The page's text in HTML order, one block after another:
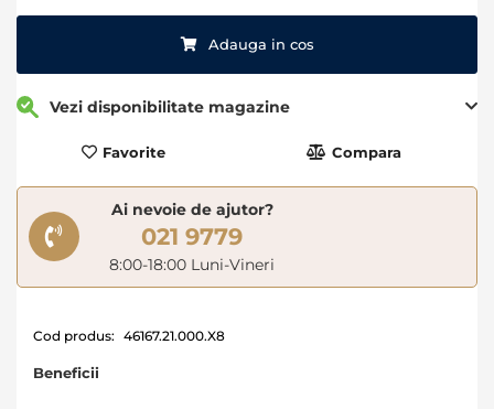
Adauga in cos
Vezi disponibilitate magazine
Favorite Compara
Ai nevoie de ajutor?
021 9779
8:00-18:00 Luni-Vineri
Cod produs: 46167.21.000.X8
Beneficii